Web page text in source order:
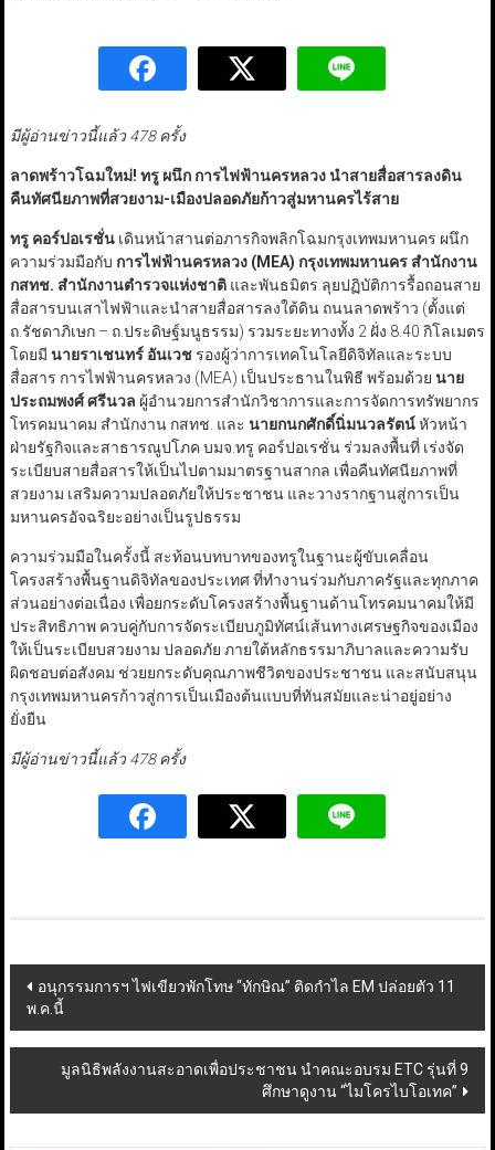
มีผู้อ่านข่าวนี้แล้ว 478 ครั้ง
ลาดพร้าวโฉมใหม่! ทรู ผนึก การไฟฟ้านครหลวง นำสายสื่อสารลงดิน
คืนทัศนียภาพที่สวยงาม-เมืองปลอดภัยก้าวสู่มหานครไร้สาย
ทรู คอร์ปอเรชั่นเดินหน้าสานต่อภารกิจพลิกโฉมกรุงเทพมหานคร ผนึก
ความร่วมมือกับ การไฟฟ้านครหลวง (MEA) กรุงเทพมหานคร สำนักงาน
กสทช. สำนักงานตำรวจแห่งชาติและพันธมิตร ลุยปฏิบัติการรื้อถอนสาย
สื่อสารบนเสาไฟฟ้าและนำสายสื่อสารลงใต้ดิน ถนนลาดพร้าว (ตั้งแต่
ถ.รัชดาภิเษก – ถ.ประดิษฐ์มนูธรรม) รวมระยะทางทั้ง 2 ฝั่ง 8.40 กิโลเมตร
โดยมี นายราเชนทร์ อันเวชรองผู้ว่าการเทคโนโลยีดิจิทัลและระบบ
สื่อสาร การไฟฟ้านครหลวง (MEA) เป็นประธานในพิธี พร้อมด้วย นาย
ประถมพงศ์ ศรีนวล ผู้อำนวยการสำนักวิชาการและการจัดการทรัพยากร
โทรคมนาคม สำนักงาน กสทช. และ นายกนกศักดิ์นิ่มนวลรัตน์หัวหน้า
ฝ่ายรัฐกิจและสาธารณูปโภค บมจ.ทรู คอร์ปอเรชั่น ร่วมลงพื้นที่ เร่งจัด
ระเบียบสายสื่อสารให้เป็นไปตามมาตรฐานสากล เพื่อคืนทัศนียภาพที่
สวยงาม เสริมความปลอดภัยให้ประชาชน และวางรากฐานสู่การเป็น
มหานครอัจฉริยะอย่างเป็นรูปธรรม
ความร่วมมือในครั้งนี้ สะท้อนบทบาทของทรูในฐานะผู้ขับเคลื่อน
โครงสร้างพื้นฐานดิจิทัลของประเทศ ที่ทำงานร่วมกับภาครัฐและทุกภาค
ส่วนอย่างต่อเนื่อง เพื่อยกระดับโครงสร้างพื้นฐานด้านโทรคมนาคมให้มี
ประสิทธิภาพ ควบคู่กับการจัดระเบียบภูมิทัศน์เส้นทางเศรษฐกิจของเมือง
ให้เป็นระเบียบสวยงาม ปลอดภัย ภายใต้หลักธรรมาภิบาลและความรับ
ผิดชอบต่อสังคม ช่วยยกระดับคุณภาพชีวิตของประชาชน และสนับสนุน
กรุงเทพมหานครก้าวสู่การเป็นเมืองต้นแบบที่ทันสมัยและน่าอยู่อย่าง
ยั่งยืน
มีผู้อ่านข่าวนี้แล้ว 478 ครั้ง
Post
navigation
อนุกรรมการฯ ไฟเขียวพักโทษ “ทักษิณ” ติดกำไล EM ปล่อยตัว 11
พ.ค.นี้
มูลนิธิพลังงานสะอาดเพื่อประชาชน นำคณะอบรม ETC รุ่นที่ 9
ศึกษาดูงาน “ไมโครไบโอเทค”